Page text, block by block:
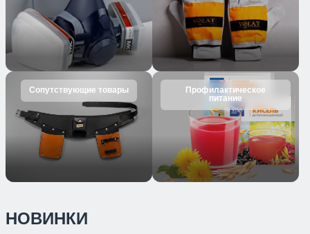
Сопутствующие товары
Профилактическое
питание
НОВИНКИ